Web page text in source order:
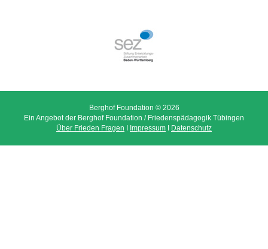
Berghof Foundation © 2026
Ein Angebot der Berghof Foundation / Friedenspädagogik Tübingen
Über Frieden Fragen
Impressum Datenschutz